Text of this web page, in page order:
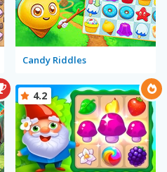
Candy Riddles
4.2